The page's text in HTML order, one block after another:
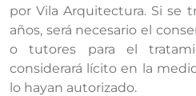
por Vila Arquitectura. Si se
años, será necesario el
o tutores para el
considerará lícito en la
lo hayan autorizado.